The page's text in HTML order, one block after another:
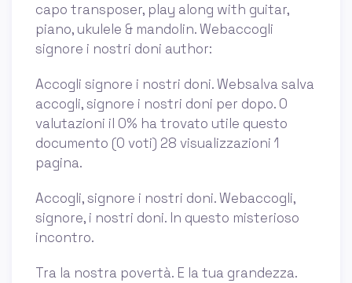
capo transposer, play along with guitar,
piano, ukulele & mandolin. Webaccogli
signore i nostri doni author:
Accogli signore i nostri doni. Websalva salva
accogli, signore i nostri doni per dopo. 0
valutazioni il 0% ha trovato utile questo
documento (0 voti) 28 visualizzazioni 1
pagina.
Accogli, signore i nostri doni. Webaccogli,
signore, i nostri doni. In questo misterioso
incontro.
Tra la nostra povertà. E la tua grandezza.